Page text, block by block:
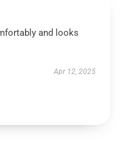
and looks
Apr 12, 2025